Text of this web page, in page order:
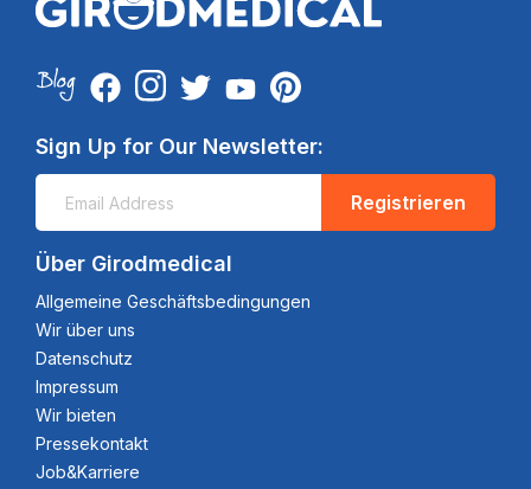
Sign Up for Our Newsletter:
Registrieren
Über Girodmedical
Allgemeine Geschäftsbedingungen
Wir über uns
Datenschutz
Impressum
Wir bieten
Pressekontakt
Job&Karriere